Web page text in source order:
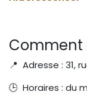
Comment
📍 Adresse : 31,
🕒 Horaires : du